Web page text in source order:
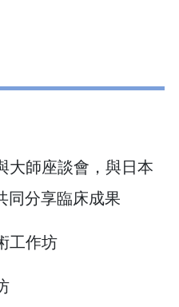
大師座談會，與日本
同分享臨床成果
工作坊